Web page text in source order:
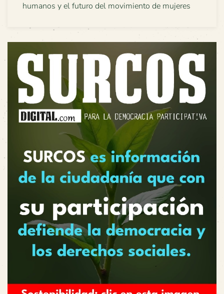
humanos y el futuro del movimiento de mujeres